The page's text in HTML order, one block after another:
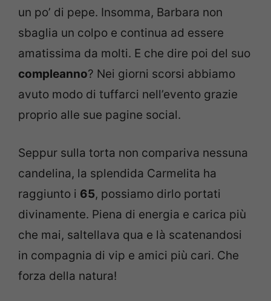
un po’ di pepe. Insomma, Barbara non
sbaglia un colpo e continua ad essere
amatissima da molti. E che dire poi del suo
compleanno? Nei giorni scorsi abbiamo
avuto modo di tuffarci nell’evento grazie
proprio alle sue pagine social.
Seppur sulla torta non compariva nessuna
candelina, la splendida Carmelita ha
raggiunto i 65, possiamo dirlo portati
divinamente. Piena di energia e carica più
che mai, saltellava qua e là scatenandosi
in compagnia di vip e amici più cari. Che
forza della natura!